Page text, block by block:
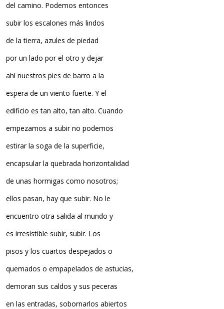
del camino. Podemos entonces
subir los escalones más lindos
de la tierra, azules de piedad
por un lado por el otro y dejar
ahí nuestros pies de barro a la
espera de un viento fuerte. Y el
edificio es tan alto, tan alto. Cuando
empezamos a subir no podemos
estirar la soga de la superficie,
encapsular la quebrada horizontalidad
de unas hormigas como nosotros;
ellos pasan, hay que subir. No le
encuentro otra salida al mundo y
es irresistible subir, subir. Los
pisos y los cuartos despejados o
quemados o empapelados de astucias,
demoran sus caldos y sus peceras
en las entradas, sobornarlos abiertos